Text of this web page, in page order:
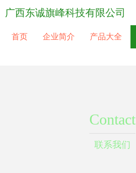
广西东诚旗峰科技有限公司
首页 企业简介 产品大全
Contact
联系我们